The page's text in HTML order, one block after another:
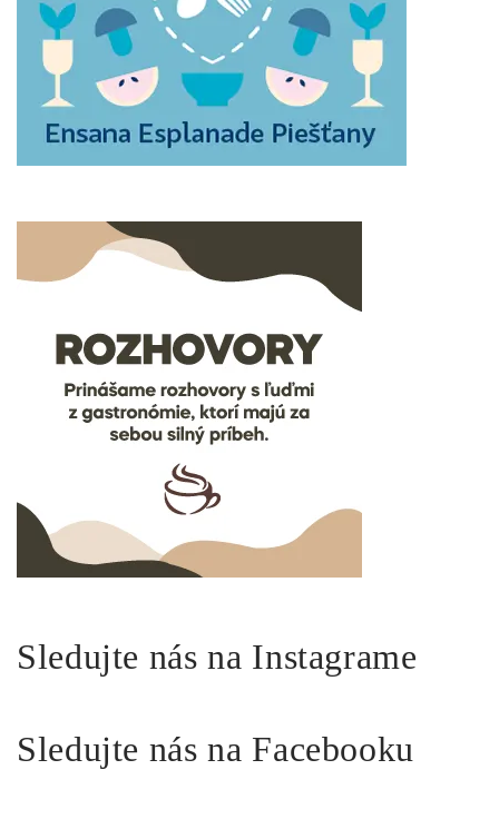
Sledujte nás na Instagrame
Sledujte nás na Facebooku